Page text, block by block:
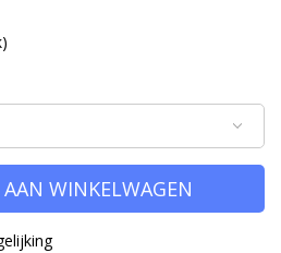
)
WINKELWAGEN